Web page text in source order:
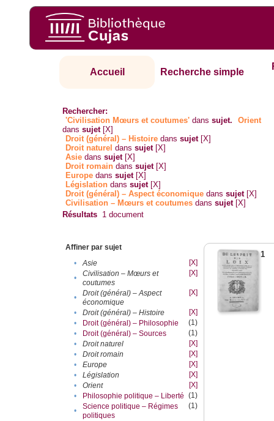
Accueil Recherche simple
Rechercher:
'Civilisation Mœurs et coutumes' danssujet.
Orient
danssujet [X]
Droit (général) – Histoire danssujet [X]
Droit naturel danssujet [X]
Asie danssujet [X]
Droit romain danssujet [X]
Europe danssujet [X]
Législation danssujet [X]
Droit (général) – Aspect économique danssujet [X]
Civilisation – Mœurs et coutumes danssujet [X]
Résultats 1 document
Affiner par sujet
•
Asie
[X]
•
Civilisation – Mœurs et
coutumes
[X]
•
Droit (général) – Aspect
économique
[X]
• Droit (général) – Histoire
[X]
•
Droit (général) – Philosophie
(1)
•
Droit (général) – Sources
(1)
•
Droit naturel
[X]
•
Droit romain
[X]
•
Europe
[X]
•
Législation
[X]
•
Orient
[X]
•
Philosophie politique – Liberté (1)
•
Science politique – Régimes
politiques
(1)
1